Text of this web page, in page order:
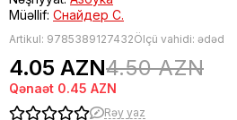
Müəllif: Снайдер С.
Artikul: 9785389127432Ölçü vahidi: ədəd
4.05 AZN4.50 AZN
Qənaət 0.45 AZN
Rəy yaz